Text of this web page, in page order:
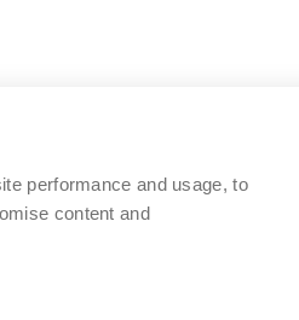
performance and usage, to
content and